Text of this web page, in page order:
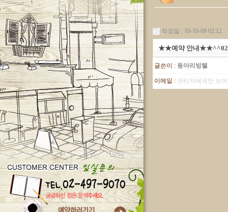
작성일 : 10-10-09 02:12
★★예약 안내★★^^02-
글쓴이 : 동아리빙텔
이메일 : 관리자에게만 보